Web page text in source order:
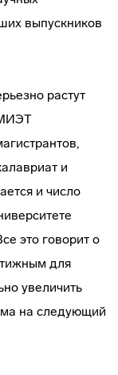
выпускников
растут
и
и число
это говорит о
для
увеличить
на следующий